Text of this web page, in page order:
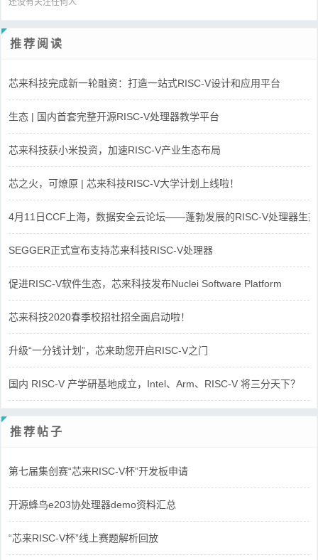
推荐阅读
芯来科技完成新一轮融资：打造一站式RISC-V设计和应用平台
生态 | 国内首套完整开源RISC-V处理器教学平台
芯来科技获小米投资，加速RISC-V产业生态布局
芯之火，可燎原 | 芯来科技RISC-V大学计划上线啦！
4月11日CCF上海，数据安全云论坛——蓬勃发展的RISC-V处理器生态
SEGGER正式宣布支持芯来科技RISC-V处理器
促进RISC-V软件生态，芯来科技发布Nuclei Software Platform
芯来科技2020春季校招社招全面启动啦！
升级“一分钱计划”，芯来助您开启RISC-V之门
国内 RISC-V 产学研基地成立，Intel、Arm、RISC-V 将三分天下？
推荐帖子
第七届集创赛“芯来RISC-V杯”开发板申请
开源蜂鸟e203协处理器demo资料汇总
“芯来RISC-V杯”线上赛题解析回放